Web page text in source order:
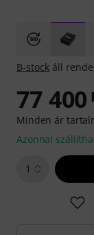
B-stock áll
77 400
Minden ár
Azonnal
1